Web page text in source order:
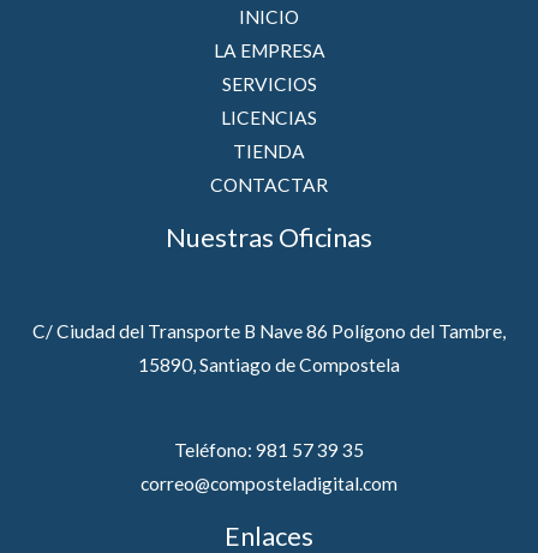
INICIO
LA EMPRESA
SERVICIOS
LICENCIAS
TIENDA
CONTACTAR
Nuestras Oficinas
C/ Ciudad del Transporte B Nave 86 Polígono del Tambre,
15890, Santiago de Compostela
Teléfono: 981 57 39 35
correo@composteladigital.com
Enlaces